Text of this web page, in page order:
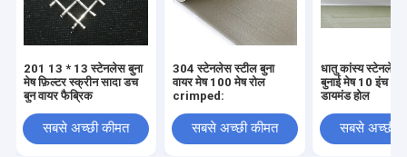
201 13 * 13 स्टेनलेस बुना
मेष फ़िल्टर स्क्रीन सादा डच
बुन वायर फैब्रिक
सबसे अच्छी कीमत
304 स्टेनलेस स्टील बुना
वायर मेष 100 मेष रोल
crimped:
सबसे अच्छी कीमत
धातु कांस्य स्टेनलेस
बुनाई मेष 10 इंच
डायमंड होल
सबसे अच्छी